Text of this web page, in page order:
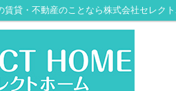
貸・不動産のことなら株式会社セレク